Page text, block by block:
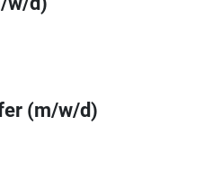
(m/w/d)